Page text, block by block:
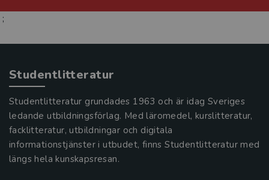
;
Studentlitteratur
Studentlitteratur grundades 1963 och är idag Sveriges
ledande utbildningsförlag. Med läromedel, kurslitteratur,
facklitteratur, utbildningar och digitala
informationstjänster i utbudet, finns Studentlitteratur med
längs hela kunskapsresan.